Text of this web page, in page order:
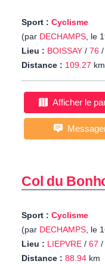
Sport : Cyclisme
(par DECHAMPS, le
Lieu : BOISSAY / 76 /
Distance : 109.27 km
Afficher le
Col du
Sport : Cyclisme
(par DECHAMPS, le
Lieu : LIEPVRE / 67 /
Distance : 88.94 km